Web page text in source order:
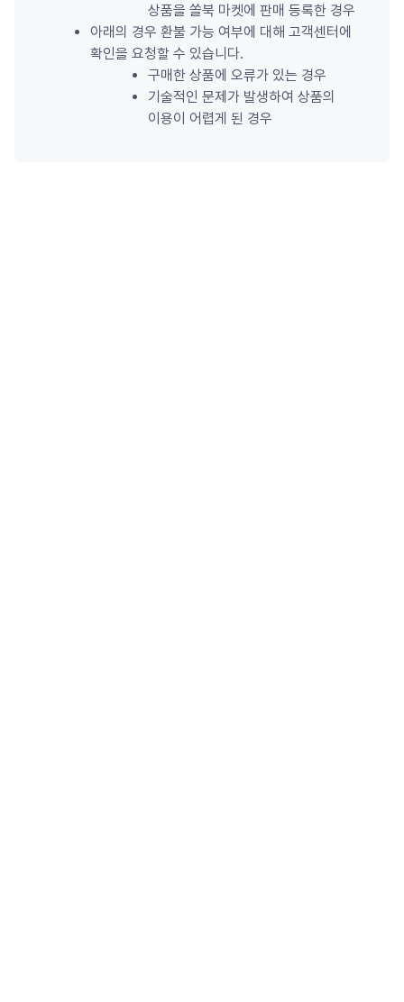
상품을 쏠북 마켓에 판매 등록한 경우
아래의 경우 환불 가능 여부에 대해 고객센터에
확인을 요청할 수 있습니다.
구매한 상품에 오류가 있는 경우
기술적인 문제가 발생하여 상품의
이용이 어렵게 된 경우